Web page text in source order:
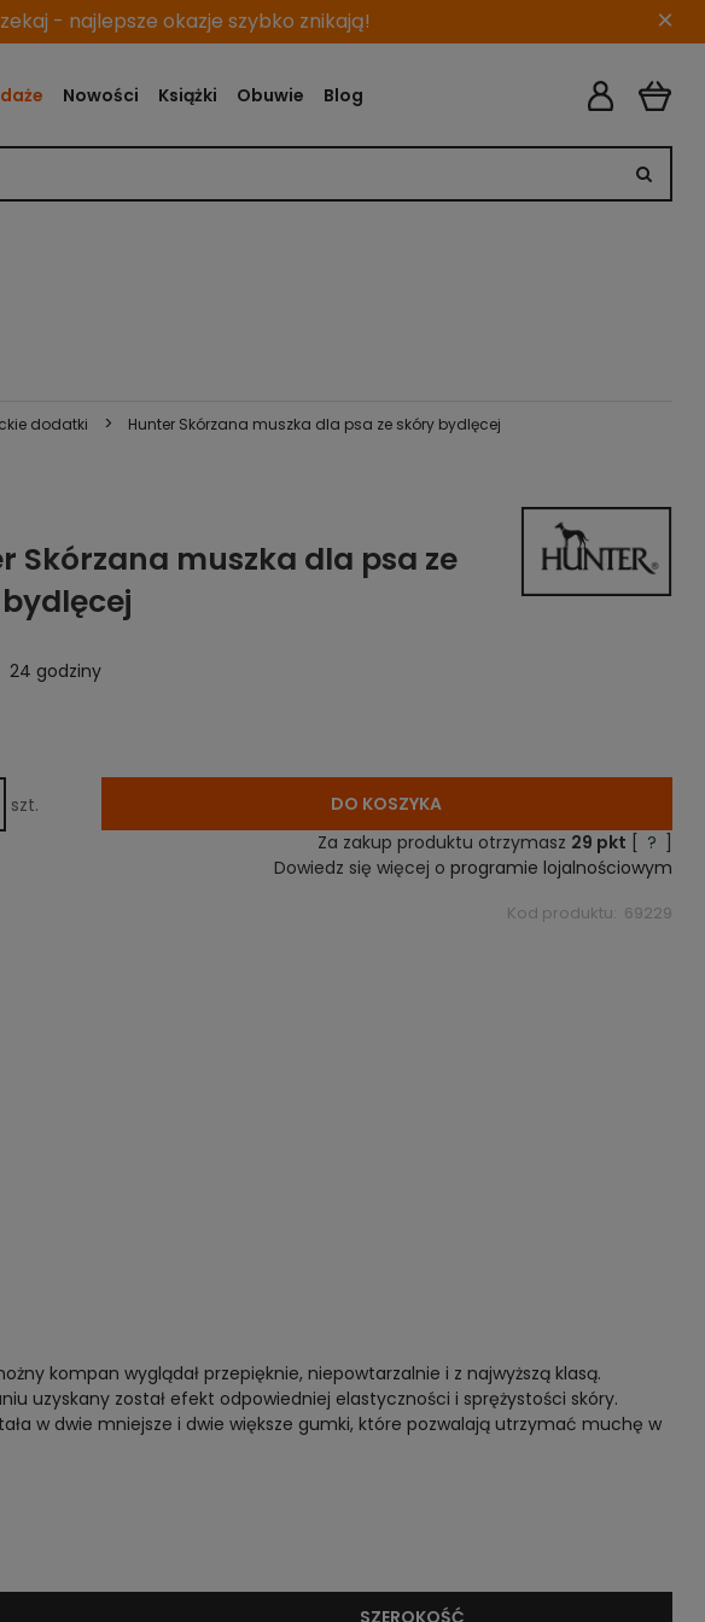
- najlepsze okazje szybko znikają! ×
Nowości Książki Obuwie Blog
dodatki > Hunter Skórzana muszka dla psa ze skóry bydlęcej
Skórzana muszka dla psa ze
24 godziny
szt.
DO KOSZYKA
Za zakup produktu otrzymasz 29 pkt ?
Dowiedz się więcej oprogramie lojalnościowym
Kod produktu: 69229
kompan wyglądał przepięknie, niepowtarzalnie i z najwyższą klasą.
uzyskany został efekt odpowiedniej elastyczności i sprężystości skóry.
w dwie mniejsze i dwie większe gumki, które pozwalają utrzymać muchę w
SZEROKOŚĆ